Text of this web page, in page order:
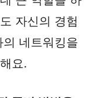
자신의 경험
네트워킹을
요.